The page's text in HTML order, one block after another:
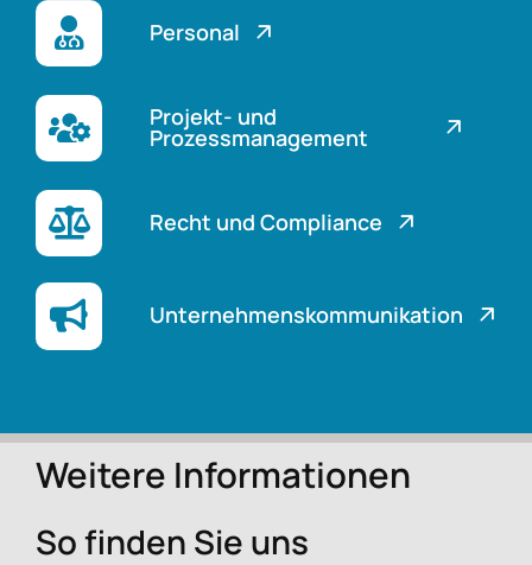
Personal
Projekt- und
Prozessmanagement
Recht und Compliance
Unternehmenskommunikation
Weitere Informationen
So finden Sie uns